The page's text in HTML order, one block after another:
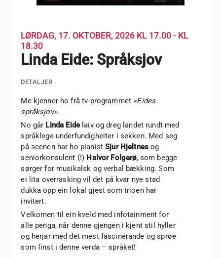
LØRDAG, 17. OKTOBER, 2026 KL 17.00 - KL
18.30
Linda Eide: Språksjov
DETALJER
Me kjenner ho frå tv-programmet «Eides
språksjov».
No går Linda Eidelaiv og dreg landet rundt med
språklege underfundigheiter i sekken. Med seg
på scenen har ho pianistSjur Hjeltnes og
seniorkonsulent (!) Halvor Folgerø, som begge
sørger for musikalsk og verbal bækking. Som
ei lita overrasking vil det på kvar nye stad
dukka opp ein lokal gjest som trioen har
invitert.
Velkomen til ein kveld med infotainment for
alle penga, når denne gjengen i kjent stil hyller
og herjar med det mest fascinerande og sprøe
som finst i denne verda – språket!